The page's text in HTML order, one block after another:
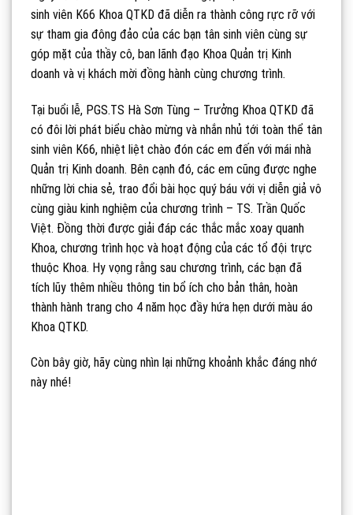
sinh viên K66 Khoa QTKD đã diễn ra thành công rực rỡ với
sự tham gia đông đảo của các bạn tân sinh viên cùng sự
góp mặt của thầy cô, ban lãnh đạo Khoa Quản trị Kinh
doanh và vị khách mời đồng hành cùng chương trình.
Tại buổi lễ, PGS.TS Hà Sơn Tùng – Trưởng Khoa QTKD đã
có đôi lời phát biểu chào mừng và nhắn nhủ tới toàn thể tân
sinh viên K66, nhiệt liệt chào đón các em đến với mái nhà
Quản trị Kinh doanh. Bên cạnh đó, các em cũng được nghe
những lời chia sẻ, trao đổi bài học quý báu với vị diễn giả vô
cùng giàu kinh nghiệm của chương trình – TS. Trần Quốc
Việt. Đồng thời được giải đáp các thắc mắc xoay quanh
Khoa, chương trình học và hoạt động của các tổ đội trực
thuộc Khoa. Hy vọng rằng sau chương trình, các bạn đã
tích lũy thêm nhiều thông tin bổ ích cho bản thân, hoàn
thành hành trang cho 4 năm học đầy hứa hẹn dưới màu áo
Khoa QTKD.
Còn bây giờ, hãy cùng nhìn lại những khoảnh khắc đáng nhớ
này nhé!